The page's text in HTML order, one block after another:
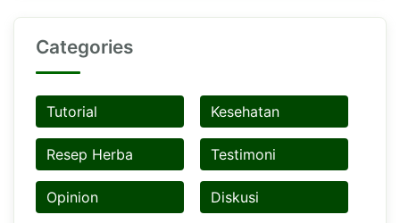
Categories
Tutorial Kesehatan
Resep Herba Testimoni
Opinion Diskusi